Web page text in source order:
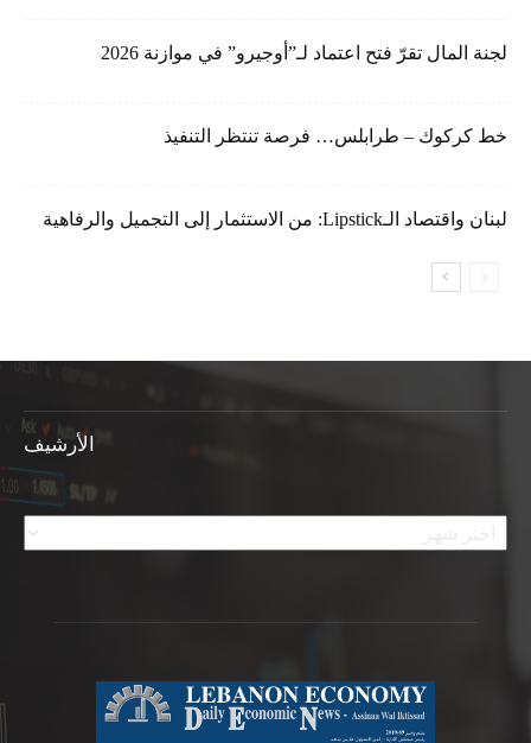
لجنة المال تقرّ فتح اعتماد لـ”أوجيرو” في موازنة 2026
خط كركوك – طرابلس… فرصة تنتظر التنفيذ
لبنان واقتصاد الـLipstick: من الاستثمار إلى التجميل والرفاهية
الأرشيف
الأرشيف